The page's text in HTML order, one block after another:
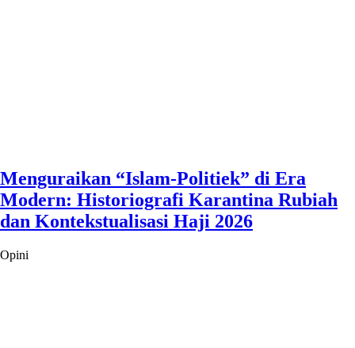
Menguraikan “Islam-Politiek” di Era
Modern: Historiografi Karantina Rubiah
dan Kontekstualisasi Haji 2026
Opini